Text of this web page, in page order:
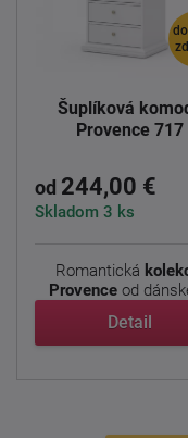
Šuplíková
Provence 717
od 244,00 €
Skladom 3 ks
Romantická
Provenceod
Detail